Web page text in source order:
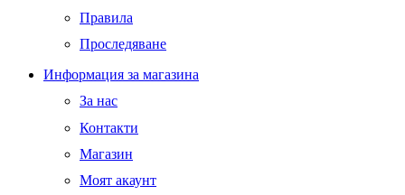
Правила
Проследяване
Информация за магазина
За нас
Контакти
Магазин
Моят акаунт